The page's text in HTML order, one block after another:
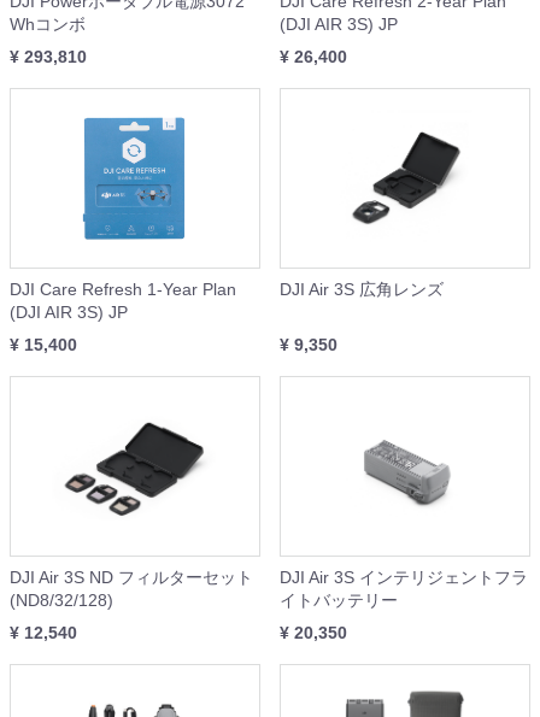
Whコンボ
¥ 293,810
(DJI AIR 3S) JP
¥ 26,400
DJI Care Refresh 1-Year Plan
(DJI AIR 3S) JP
¥ 15,400
DJI Air 3S 広角レンズ
¥ 9,350
DJI Air 3S ND フィルターセット
(ND8/32/128)
¥ 12,540
DJI Air 3S インテリジェントフラ
イトバッテリー
¥ 20,350